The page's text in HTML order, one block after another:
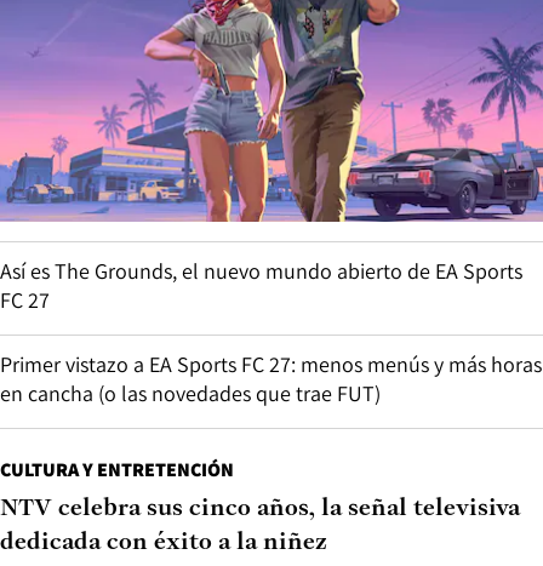
Así es The Grounds, el nuevo mundo abierto de EA Sports
FC 27
Primer vistazo a EA Sports FC 27: menos menús y más horas
en cancha (o las novedades que trae FUT)
CULTURA Y ENTRETENCIÓN
NTV celebra sus cinco años, la señal televisiva
dedicada con éxito a la niñez